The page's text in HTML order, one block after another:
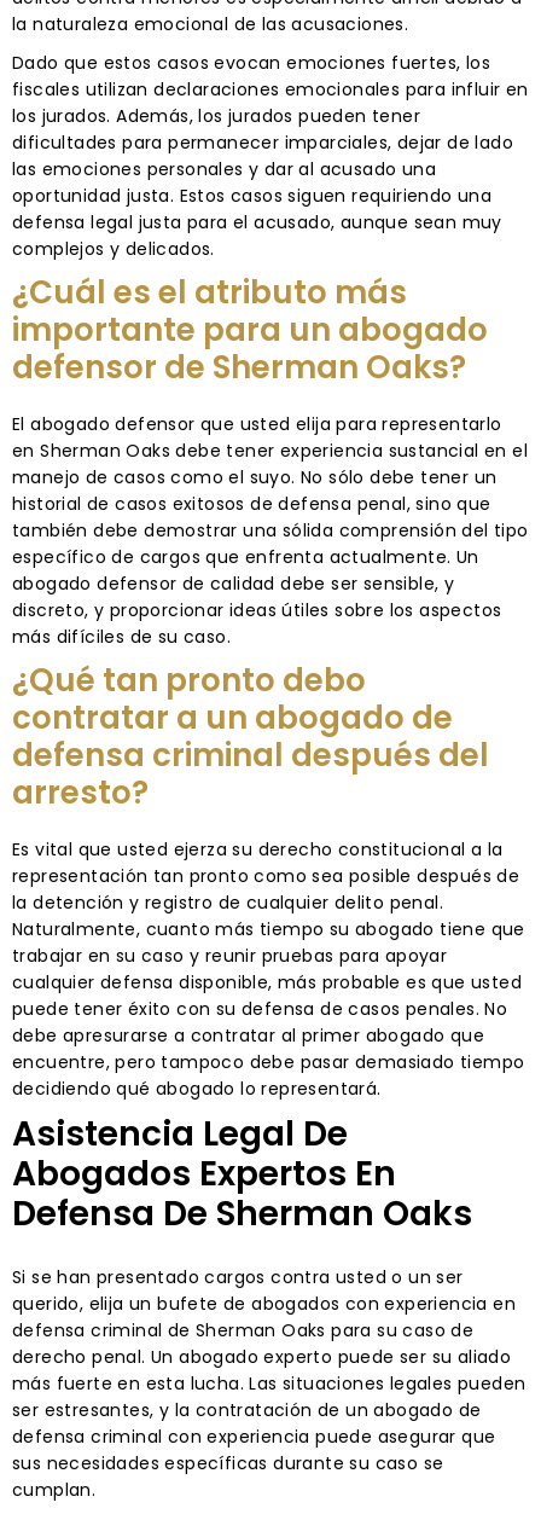
la naturaleza emocional de las acusaciones.
Dado que estos casos evocan emociones fuertes, los
fiscales utilizan declaraciones emocionales para influir en
los jurados. Además, los jurados pueden tener
dificultades para permanecer imparciales, dejar de lado
las emociones personales y dar al acusado una
oportunidad justa. Estos casos siguen requiriendo una
defensa legal justa para el acusado, aunque sean muy
complejos y delicados.
¿Cuál es el atributo más
importante para un abogado
defensor de Sherman Oaks?
El abogado defensor que usted elija para representarlo
en Sherman Oaks debe tener experiencia sustancial en el
manejo de casos como el suyo. No sólo debe tener un
historial de casos exitosos de defensa penal, sino que
también debe demostrar una sólida comprensión del tipo
específico de cargos que enfrenta actualmente. Un
abogado defensor de calidad debe ser sensible, y
discreto, y proporcionar ideas útiles sobre los aspectos
más difíciles de su caso.
¿Qué tan pronto debo
contratar a un abogado de
defensa criminal después del
arresto?
Es vital que usted ejerza su derecho constitucional a la
representación tan pronto como sea posible después de
la detención y registro de cualquier delito penal.
Naturalmente, cuanto más tiempo su abogado tiene que
trabajar en su caso y reunir pruebas para apoyar
cualquier defensa disponible, más probable es que usted
puede tener éxito con su defensa de casos penales. No
debe apresurarse a contratar al primer abogado que
encuentre, pero tampoco debe pasar demasiado tiempo
decidiendo qué abogado lo representará.
Asistencia Legal De
Abogados Expertos En
Defensa De Sherman Oaks
Si se han presentado cargos contra usted o un ser
querido, elija un bufete de abogados con experiencia en
defensa criminal de Sherman Oaks para su caso de
derecho penal. Un abogado experto puede ser su aliado
más fuerte en esta lucha. Las situaciones legales pueden
ser estresantes, y la contratación de un abogado de
defensa criminal con experiencia puede asegurar que
sus necesidades específicas durante su caso se
cumplan.